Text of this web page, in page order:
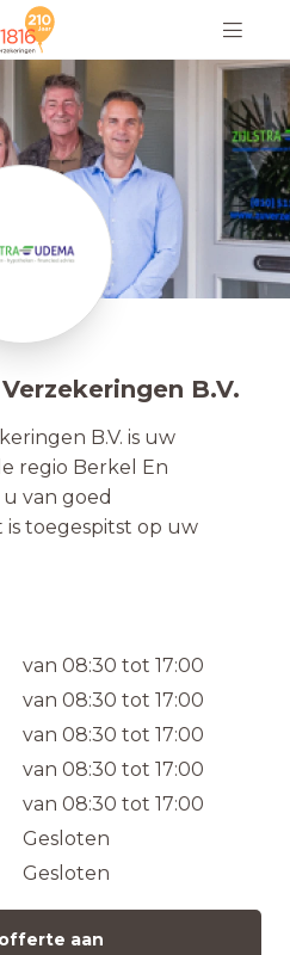
B.V.
B.V. is uw
regio Berkel En
van goed
is toegespitst op uw
van 08:30 tot 17:00
van 08:30 tot 17:00
van 08:30 tot 17:00
van 08:30 tot 17:00
van 08:30 tot 17:00
Gesloten
Gesloten
aan